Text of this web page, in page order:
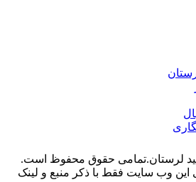
این وب سایت فقط با ذکر منبع و لینک